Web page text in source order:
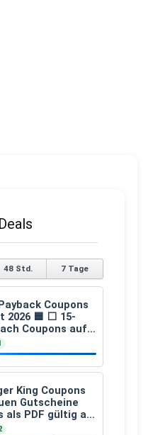
48 Std. 7 Tage
Coupons
2026 🟦 ⬜ 15-
Coupons auf
Einkauf ab 2
King Coupons
Gutscheine
als PDF gültig ab
04.09.2026